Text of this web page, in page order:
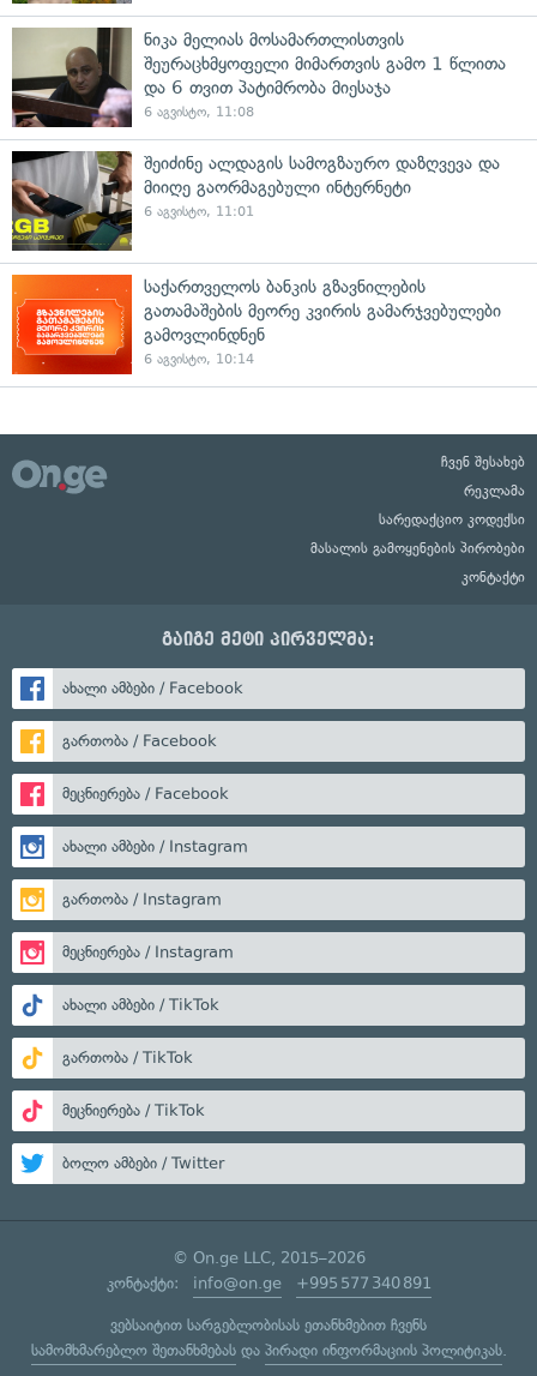
ნიკა მელიას მოსამართლისთვის
შეურაცხმყოფელი მიმართვის გამო 1 წლითა
და 6 თვით პატიმრობა მიესაჯა
6 აგვისტო, 11:08
შეიძინე ალდაგის სამოგზაურო დაზღვევა და
მიიღე გაორმაგებული ინტერნეტი
6 აგვისტო, 11:01
საქართველოს ბანკის გზავნილების
გათამაშების მეორე კვირის გამარჯვებულები
გამოვლინდნენ
6 აგვისტო, 10:14
ჩვენ შესახებ
რეკლამა
სარედაქციო კოდექსი
მასალის გამოყენების პირობები
კონტაქტი
გაიგე მეტი პირველმა:
ახალი ამბები / Facebook
გართობა / Facebook
მეცნიერება / Facebook
ახალი ამბები / Instagram
გართობა / Instagram
მეცნიერება / Instagram
ახალი ამბები / TikTok
გართობა / TikTok
მეცნიერება / TikTok
ბოლო ამბები / Twitter
© On.ge LLC, 2015–2026
კონტაქტი: info@on.ge +995 577 340 891
ვებსაიტით სარგებლობისას ეთანხმებით ჩვენს
სამომხმარებლო შეთანხმებასდა პირადი ინფორმაციის პოლიტიკას.